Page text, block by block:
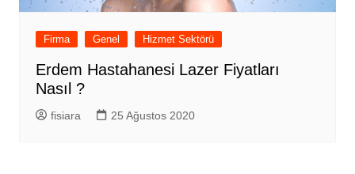
Firma Genel Hizmet Sektörü
Erdem Hastahanesi Lazer Fiyatları
Nasıl ?
fisiara 25 Ağustos 2020